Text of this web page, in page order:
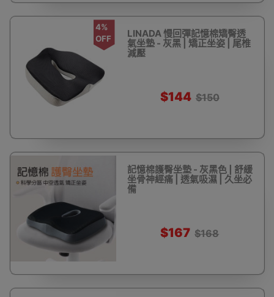
4%
OFF
LINADA 慢回彈記憶棉矯臀透
氣坐墊 - 灰黑 | 矯正坐姿 | 尾椎
減壓
$144 $150
記憶棉護臀坐墊 - 灰黑色 | 舒緩
坐骨神經痛 | 透氣吸濕 | 久坐必
備
$167 $168